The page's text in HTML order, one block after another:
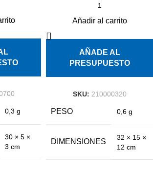
0,3 g
30 × 5 ×
3 cm
Añadir al carrito
AÑADE AL
PRESUPUESTO
SKU: 210000320
PESO 0,6 g
DIMENSIONES
32 × 15 ×
12 cm